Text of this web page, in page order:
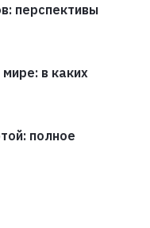
перспективы
в каких
полное